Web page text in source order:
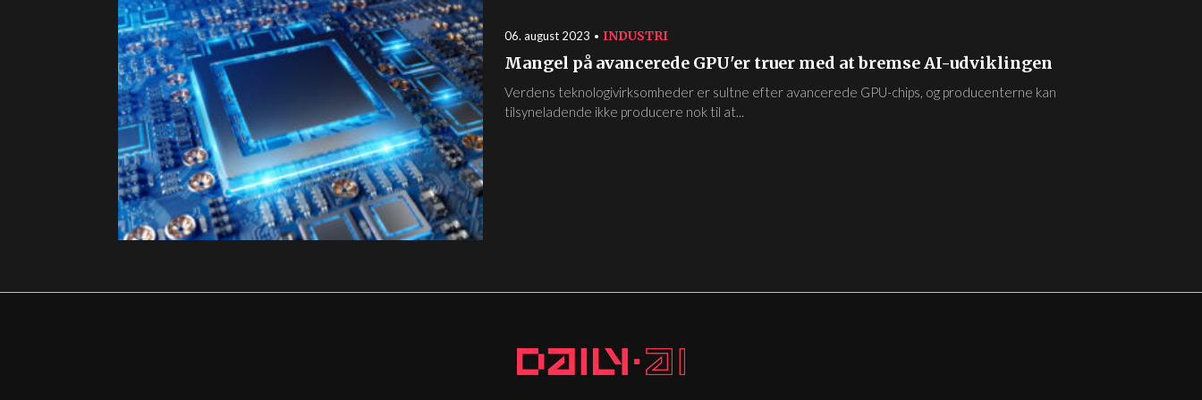
06. august 2023 INDUSTRI
Mangel på avancerede GPU'er truer med at bremse AI-udviklingen
Verdens teknologivirksomheder er sultne efter avancerede GPU-chips, og producenterne kan
tilsyneladende ikke producere nok til at...